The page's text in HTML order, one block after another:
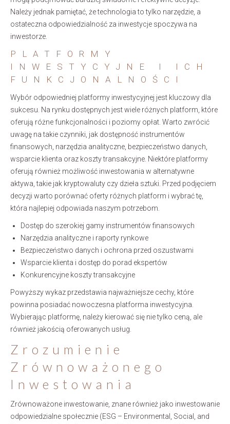
Należy jednak pamiętać, że technologia to tylko narzędzie, a
ostateczna odpowiedzialność za inwestycje spoczywa na
inwestorze.
PLATFORMY
INWESTYCYJNE I ICH
FUNKCJONALNOŚCI
Wybór odpowiedniej platformy inwestycyjnej jest kluczowy dla
sukcesu. Na rynku dostępnych jest wiele różnych platform, które
oferują różne funkcjonalności i poziomy opłat. Warto zwrócić
uwagę na takie czynniki, jak dostępność instrumentów
finansowych, narzędzia analityczne, bezpieczeństwo danych,
wsparcie klienta oraz koszty transakcyjne. Niektóre platformy
oferują również możliwość inwestowania w alternatywne
aktywa, takie jak kryptowaluty czy dzieła sztuki. Przed podjęciem
decyzji warto porównać oferty różnych platform i wybrać tę,
która najlepiej odpowiada naszym potrzebom.
Dostęp do szerokiej gamy instrumentów finansowych
Narzędzia analityczne i raporty rynkowe
Bezpieczeństwo danych i ochrona przed oszustwami
Wsparcie klienta i dostęp do porad ekspertów
Konkurencyjne koszty transakcyjne
Powyższy wykaz przedstawia najważniejsze cechy, które
powinna posiadać nowoczesna platforma inwestycyjna.
Wybierając platformę, należy kierować się nie tylko ceną, ale
również jakością oferowanych usług.
Zrozumienie
Zrównoważonego
Inwestowania
Zrównoważone inwestowanie, znane również jako inwestowanie
odpowiedzialne społecznie (ESG – Environmental, Social, and